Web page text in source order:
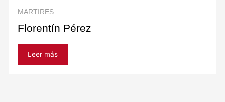
MARTIRES
Florentín Pérez
Leer más